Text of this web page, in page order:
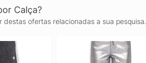
Calça?
destas ofertas relacionadas a sua pesquisa.